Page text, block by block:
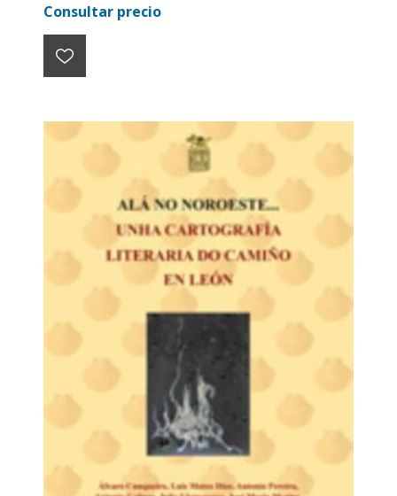
Formato: 68 X 48
Consultar precio